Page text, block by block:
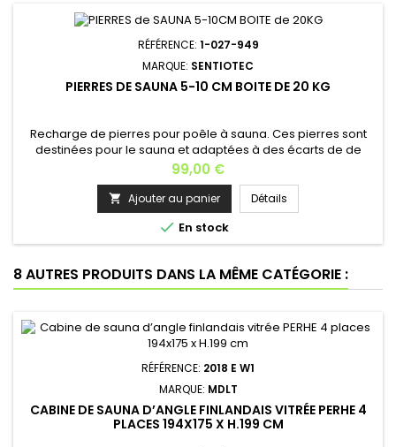
RÉFÉRENCE: 1-027-949
MARQUE: SENTIOTEC
PIERRES DE SAUNA 5-10 CM BOITE DE 20 KG
Recharge de pierres pour poêle à sauna. Ces pierres sont
destinées pour le sauna et adaptées à des écarts de de
températures importants.Boite de 20 kg Grosseur de pierre :
5 -10 cmPierres en granite volcaniqueCompatibles avec tous
les poêles à saunaNous proposons de nombreux
accessoires tels que seaux, louches, thermomètres,
serviettes et accessoires...
Prix
99,00 €
 Ajouter au panier Détails
 En stock
8 AUTRES PRODUITS DANS LA MÊME CATÉGORIE :
RÉFÉRENCE: 2018 E W1
MARQUE: MDLT
CABINE DE SAUNA D’ANGLE FINLANDAIS VITRÉE PERHE 4
PLACES 194X175 X H.199 CM